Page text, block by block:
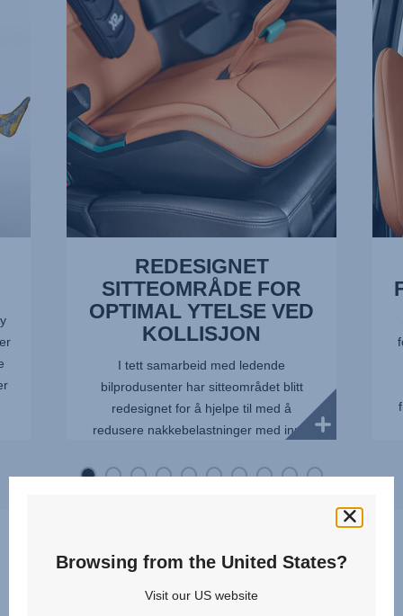
OPTIMAL
YTELSE
KOLLISJON,
av
REDESIGNET
SITTEOMRÅDE FOR
OPTIMAL YTELSE VED
KOLLISJON
I tett samarbeid med ledende
bilprodusenter har sitteområdet blitt
redesignet for å hjelpe til med å
redusere nakkebelastninger med inntil
en Q10-dukke, representerer et gjenn...
OG
10
Hvilket produkt passer best for
Browsing from the United States?
Visit our US website